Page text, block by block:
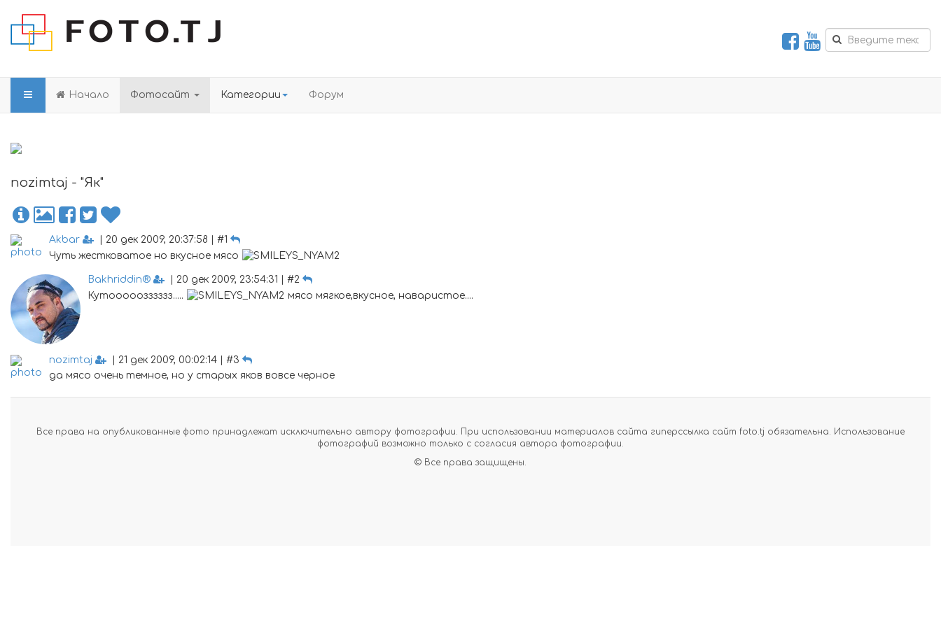
Начало Фотосайт Категории Форум
nozimtaj - "Як"
Akbar
| 20 дек 2009, 20:37:58 | #1
Чуть жестковатое но вкусное мясо
Bakhriddin®
| 20 дек 2009, 23:54:31 | #2
Кутооооозззззз.....
мясо мягкое,вкусное, наваристое....
nozimtaj
| 21 дек 2009, 00:02:14 | #3
да мясо очень темное, но у старых яков вовсе черное
Все права на опубликованные фото принадлежат исключительно автору фотографии. При использовании материалов сайта гиперссылка сайт foto.tj обязательна. Использование
фотографий возможно только с согласия автора фотографии.
© Все права защищены.